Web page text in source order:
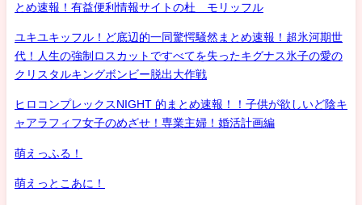
とめ速報！有益便利情報サイトの杜 モリッフル
ユキユキッフル！ど底辺的一同驚愕騒然まとめ速報！超氷河期世
代！人生の強制ロスカットですべてを失ったキグナス氷子の愛の
クリスタルキングボンビー脱出大作戦
ヒロコンプレックスNIGHT 的まとめ速報！！子供が欲しいど陰キ
ャアラフィフ女子のめざせ！専業主婦！婚活計画編
萌えっふる！
萌えっとこあに！